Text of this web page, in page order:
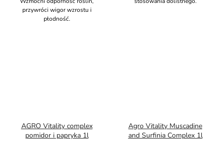
przywróci wigor wzrostu i
płodność.
AGRO Vitality complex
pomidor i papryka 1l
Agro Vitality Muscadine
and Surfinia Complex 1l